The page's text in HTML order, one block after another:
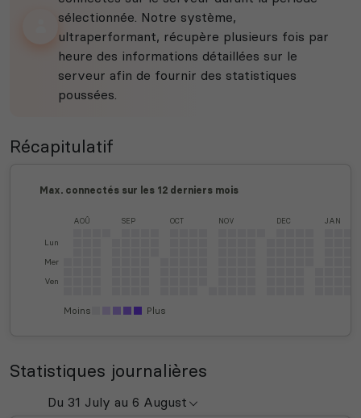
sélectionnée. Notre système,
ultraperformant, récupère plusieurs fois par
heure des informations détaillées sur le
serveur afin de fournir des statistiques
poussées.
Récapitulatif
Max. connectés sur les 12 derniers mois
Lun
Mer
Ven
AOÛ SEP OCT NOV DEC JAN
Moins Plus
Statistiques journalières